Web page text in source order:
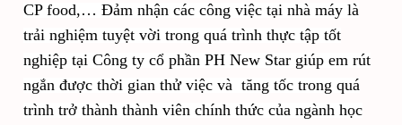
CP food,… Đảm nhận các công việc tại nhà máy là
trải nghiệm tuyệt vời trong quá trình thực tập tốt
nghiệp tại Công ty cổ phần PH New Star giúp em rút
ngắn được thời gian thử việc và tăng tốc trong quá
trình trở thành thành viên chính thức của ngành học